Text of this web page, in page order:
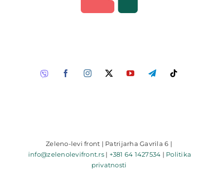
Zeleno-levi front | Patrijarha Gavrila 6 |
info@zelenolevifront.rs| +381 64 1427534 | Politika
privatnosti